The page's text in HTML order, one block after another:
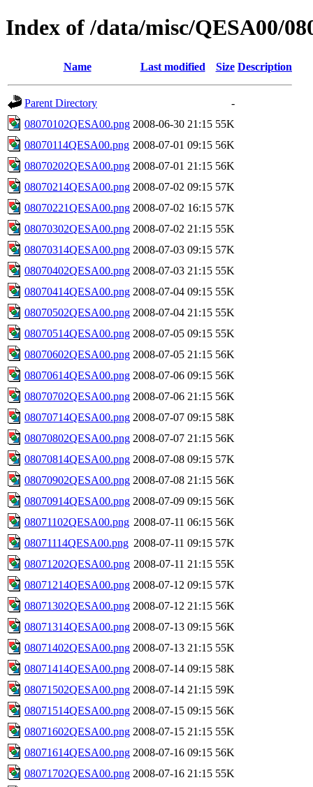
Index of /data/misc/QESA00/
Name Last modified Size Description
Parent Directory
-
08070102QESA00.png 2008-06-30 21:15 55K
08070114QESA00.png 2008-07-01 09:15 56K
08070202QESA00.png 2008-07-01 21:15 56K
08070214QESA00.png 2008-07-02 09:15 57K
08070221QESA00.png 2008-07-02 16:15 57K
08070302QESA00.png 2008-07-02 21:15 55K
08070314QESA00.png 2008-07-03 09:15 57K
08070402QESA00.png 2008-07-03 21:15 55K
08070414QESA00.png 2008-07-04 09:15 55K
08070502QESA00.png 2008-07-04 21:15 55K
08070514QESA00.png 2008-07-05 09:15 55K
08070602QESA00.png 2008-07-05 21:15 56K
08070614QESA00.png 2008-07-06 09:15 56K
08070702QESA00.png 2008-07-06 21:15 56K
08070714QESA00.png 2008-07-07 09:15 58K
08070802QESA00.png 2008-07-07 21:15 56K
08070814QESA00.png 2008-07-08 09:15 57K
08070902QESA00.png 2008-07-08 21:15 56K
08070914QESA00.png 2008-07-09 09:15 56K
08071102QESA00.png 2008-07-11 06:15 56K
08071114QESA00.png 2008-07-11 09:15 57K
08071202QESA00.png 2008-07-11 21:15 55K
08071214QESA00.png 2008-07-12 09:15 57K
08071302QESA00.png 2008-07-12 21:15 56K
08071314QESA00.png 2008-07-13 09:15 56K
08071402QESA00.png 2008-07-13 21:15 55K
08071414QESA00.png 2008-07-14 09:15 58K
08071502QESA00.png 2008-07-14 21:15 59K
08071514QESA00.png 2008-07-15 09:15 56K
08071602QESA00.png 2008-07-15 21:15 55K
08071614QESA00.png 2008-07-16 09:15 56K
08071702QESA00.png 2008-07-16 21:15 55K